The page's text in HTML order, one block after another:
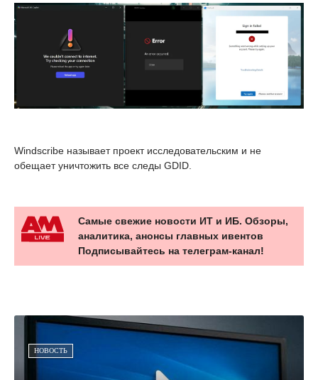
Windscribe называет проект исследовательским и не
обещает уничтожить все следы GDID.
Самые свежие новости ИТ и ИБ. Обзоры,
аналитика, анонсы главных ивентов
Подписывайтесь на телеграм-канал!
НОВОСТЬ